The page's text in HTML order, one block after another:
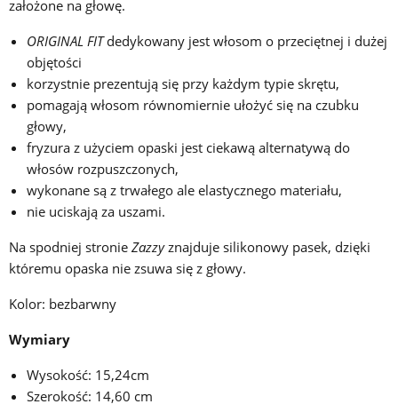
założone na głowę.
ORIGINAL FITdedykowany jest włosom o przeciętnej i dużej
objętości
korzystnie prezentują się przy każdym typie skrętu,
pomagają włosom równomiernie ułożyć się na czubku
głowy,
fryzura z użyciem opaski jest ciekawą alternatywą do
włosów rozpuszczonych,
wykonane są z trwałego ale elastycznego materiału,
nie uciskają za uszami.
Na spodniej stronie Zazzyznajduje silikonowy pasek, dzięki
któremu opaska nie zsuwa się z głowy.
Kolor: bezbarwny
Wymiary
Wysokość: 15,24cm
Szerokość: 14,60 cm